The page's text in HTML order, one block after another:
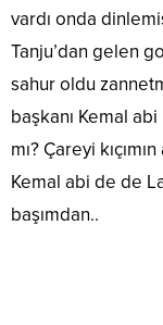
vardı onda
Tanju’dan gelen
sahur oldu
başkanı Kemal
mı? Çareyi
Kemal abi de de
başımdan..